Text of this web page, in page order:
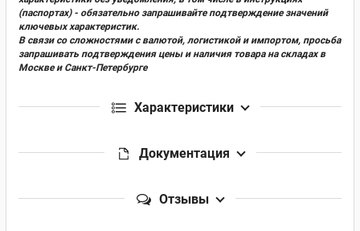
(паспортах) - обязательно запрашивайте подтверждение значений
ключевых характеристик.
В связи со сложностями с валютой, логистикой и импортом, просьба
запрашивать подтверждения цены и наличия товара на складах в
Москве и Санкт-Петербурге
Характеристики
Документация
Отзывы